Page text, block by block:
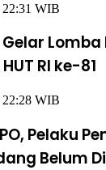
22:31 WIB
RI ke-81
22:28 WIB
Pelaku
Belum